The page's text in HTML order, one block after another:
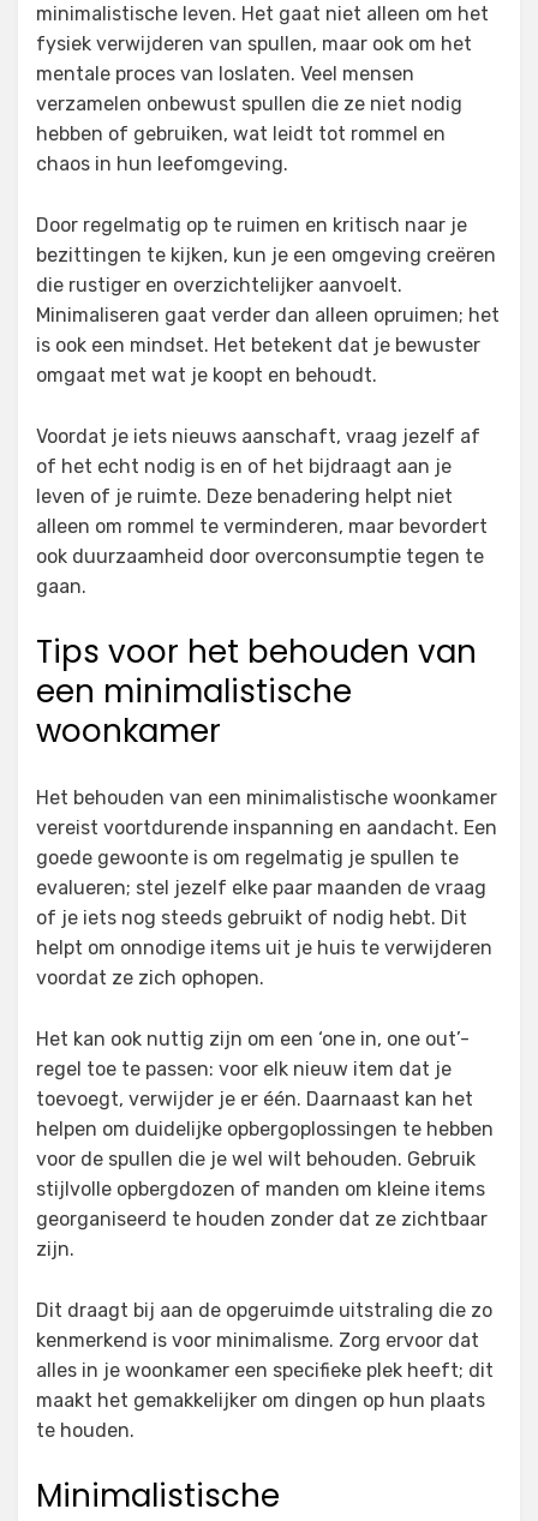
minimalistische leven. Het gaat niet alleen om het
fysiek verwijderen van spullen, maar ook om het
mentale proces van loslaten. Veel mensen
verzamelen onbewust spullen die ze niet nodig
hebben of gebruiken, wat leidt tot rommel en
chaos in hun leefomgeving.
Door regelmatig op te ruimen en kritisch naar je
bezittingen te kijken, kun je een omgeving creëren
die rustiger en overzichtelijker aanvoelt.
Minimaliseren gaat verder dan alleen opruimen; het
is ook een mindset. Het betekent dat je bewuster
omgaat met wat je koopt en behoudt.
Voordat je iets nieuws aanschaft, vraag jezelf af
of het echt nodig is en of het bijdraagt aan je
leven of je ruimte. Deze benadering helpt niet
alleen om rommel te verminderen, maar bevordert
ook duurzaamheid door overconsumptie tegen te
gaan.
Tips voor het behouden van
een minimalistische
woonkamer
Het behouden van een minimalistische woonkamer
vereist voortdurende inspanning en aandacht. Een
goede gewoonte is om regelmatig je spullen te
evalueren; stel jezelf elke paar maanden de vraag
of je iets nog steeds gebruikt of nodig hebt. Dit
helpt om onnodige items uit je huis te verwijderen
voordat ze zich ophopen.
Het kan ook nuttig zijn om een ‘one in, one out’-
regel toe te passen: voor elk nieuw item dat je
toevoegt, verwijder je er één. Daarnaast kan het
helpen om duidelijke opbergoplossingen te hebben
voor de spullen die je wel wilt behouden. Gebruik
stijlvolle opbergdozen of manden om kleine items
georganiseerd te houden zonder dat ze zichtbaar
zijn.
Dit draagt bij aan de opgeruimde uitstraling die zo
kenmerkend is voor minimalisme. Zorg ervoor dat
alles in je woonkamer een specifieke plek heeft; dit
maakt het gemakkelijker om dingen op hun plaats
te houden.
Minimalistische